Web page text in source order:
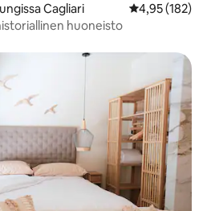
Cagliari
4,95 (182)
huoneisto